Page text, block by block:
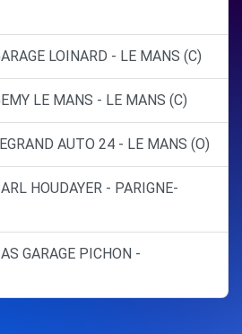
LOINARD - LE MANS (C)
LE MANS - LE MANS (C)
AUTO 24 - LE MANS (O)
HOUDAYER - PARIGNE-
GARAGE PICHON -